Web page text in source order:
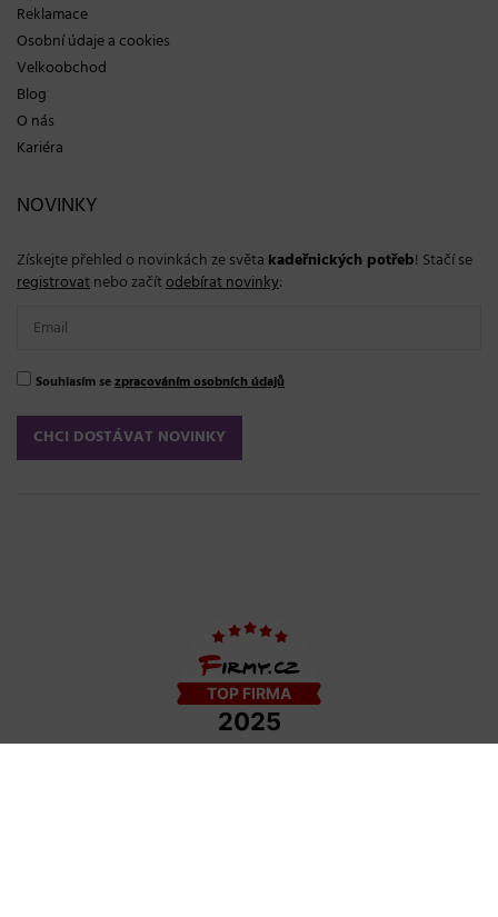
Reklamace
Osobní údaje a cookies
Velkoobchod
Blog
O nás
Kariéra
NOVINKY
Získejte přehled o novinkách ze světa kadeřnických potřeb! Stačí se
registrovatnebo začítodebírat novinky:
Souhlasím sezpracováním osobních údajů